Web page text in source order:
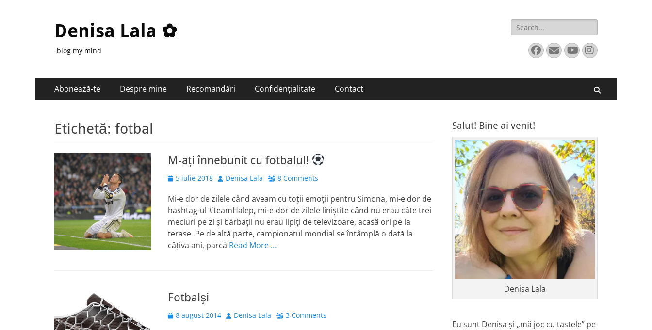
Denisa Lala ✿
blog my mind
Search
for:
Facebook
EmailYouTube
Instagram
Primary
Menu
Abonează-te Despre mine Recomandări Confidențialitate Contact
Etichetă: fotbal
M-ați înnebunit cu fotbalul!
Posted
5 iulie 2018 Author
Denisa Lala 8 Comments
Mi-e dor de zilele când aveam cu toții emoții pentru Simona, mi-e dor de
hashtag-ul #teamHalep, mi-e dor de zilele liniștite când nu erau câte trei
meciuri pe zi și bărbații nu erau lipiți de televizoare, acasă ori pe la
terase. Pe de altă parte, campionatul mondial se întâmplă o dată la
câțiva ani, parcă Read More …
Fotbalşi
Posted
8 august 2014 Author
Denisa Lala 3 Comments
Salut! Bine ai venit!
Denisa Lala
Eu sunt Denisa și „mă joc cu tastele” pe